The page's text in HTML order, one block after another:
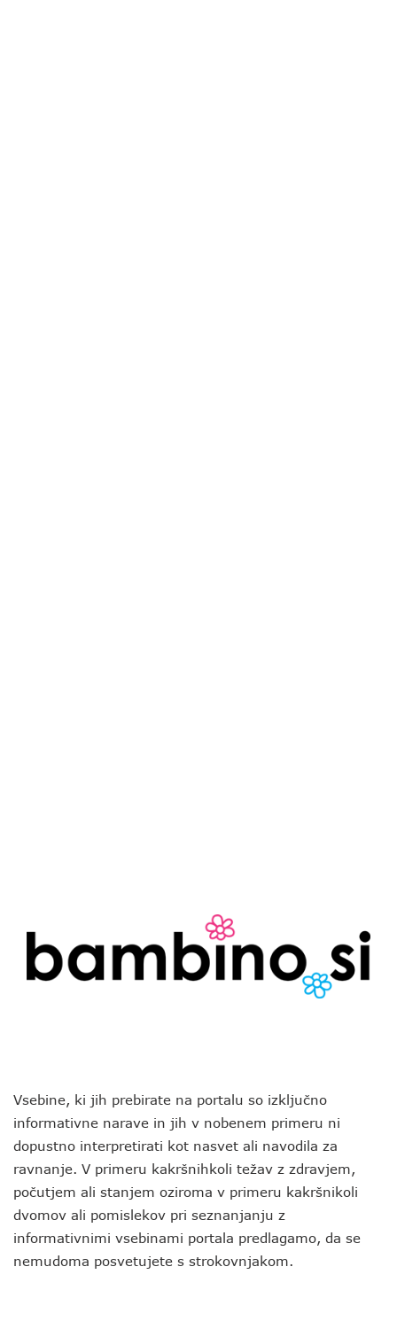
Vsebine, ki jih prebirate na portalu so izključno
informativne narave in jih v nobenem primeru ni
dopustno interpretirati kot nasvet ali navodila za
ravnanje. V primeru kakršnihkoli težav z zdravjem,
počutjem ali stanjem oziroma v primeru kakršnikoli
dvomov ali pomislekov pri seznanjanju z
informativnimi vsebinami portala predlagamo, da se
nemudoma posvetujete s strokovnjakom.